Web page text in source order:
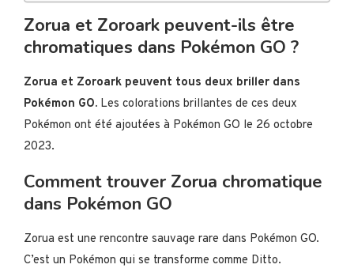
Zorua et Zoroark peuvent-ils être
chromatiques dans Pokémon GO ?
Zorua et Zoroark peuvent tous deux briller dans
Pokémon GO. Les colorations brillantes de ces deux
Pokémon ont été ajoutées à Pokémon GO le 26 octobre
2023.
Comment trouver Zorua chromatique
dans Pokémon GO
Zorua est une rencontre sauvage rare dans Pokémon GO.
C’est un Pokémon qui se transforme comme Ditto.